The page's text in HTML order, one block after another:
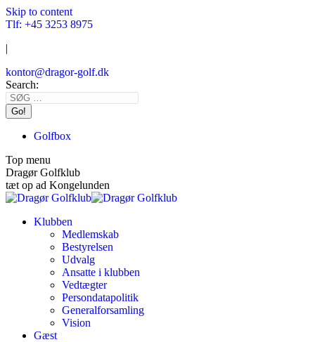
Skip to content
Tlf: +45 3253 8975
|
kontor@dragor-golf.dk
Search:
Golfbox
Top menu
Dragør Golfklub
tæt op ad Kongelunden
Klubben
Medlemskab
Bestyrelsen
Udvalg
Ansatte i klubben
Vedtægter
Persondatapolitik
Generalforsamling
Vision
Gæst